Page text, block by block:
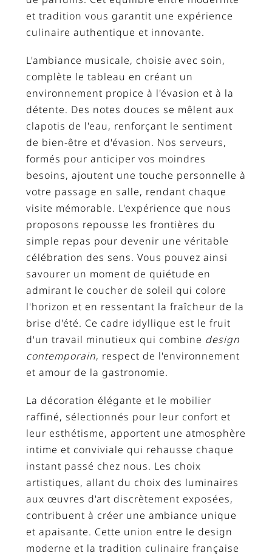
et tradition vous garantit une expérience
culinaire authentique et innovante.
L'ambiance musicale, choisie avec soin,
complète le tableau en créant un
environnement propice à l'évasion et à la
détente. Des notes douces se mêlent aux
clapotis de l'eau, renforçant le sentiment
de bien-être et d'évasion. Nos serveurs,
formés pour anticiper vos moindres
besoins, ajoutent une touche personnelle à
votre passage en salle, rendant chaque
visite mémorable. L'expérience que nous
proposons repousse les frontières du
simple repas pour devenir une véritable
célébration des sens. Vous pouvez ainsi
savourer un moment de quiétude en
admirant le coucher de soleil qui colore
l'horizon et en ressentant la fraîcheur de la
brise d'été. Ce cadre idyllique est le fruit
d'un travail minutieux qui combine design
contemporain, respect de l'environnement
et amour de la gastronomie.
La décoration élégante et le mobilier
raffiné, sélectionnés pour leur confort et
leur esthétisme, apportent une atmosphère
intime et conviviale qui rehausse chaque
instant passé chez nous. Les choix
artistiques, allant du choix des luminaires
aux œuvres d'art discrètement exposées,
contribuent à créer une ambiance unique
et apaisante. Cette union entre le design
moderne et la tradition culinaire française